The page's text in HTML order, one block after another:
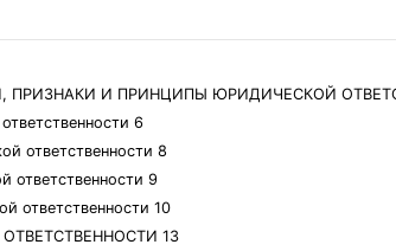
ПРИЗНАКИ И ПРИНЦИПЫ ЮРИДИЧЕСКОЙ
6
ответственности 8
ответственности 9
ответственности 10
13